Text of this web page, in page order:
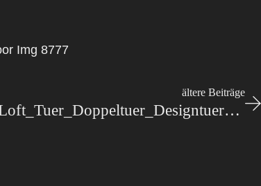
Img 8777
Stahl-Meister_Lofttuer_Stahl_Loft_Tuer_Doppeltuer_Designtuer_Windfang_Wohnzimmer-slim-line_IMG_2451
ältere Beiträge